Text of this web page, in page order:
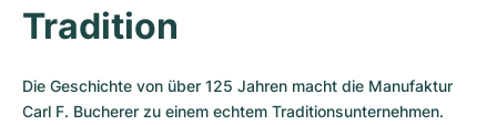
Tradition
Die Geschichte von über 125 Jahren macht die Manufaktur
Carl F. Bucherer zu einem echtem Traditionsunternehmen.